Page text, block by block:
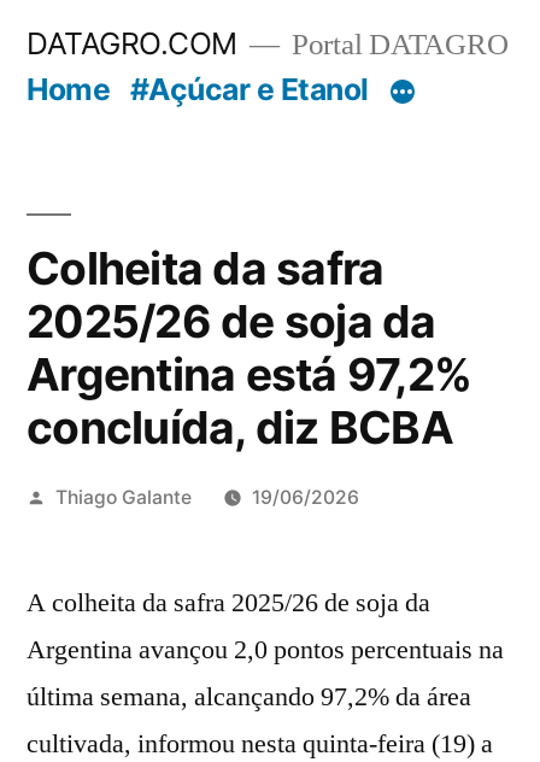
DATAGRO.COM Portal DATAGRO
Home #Açúcar e Etanol
Colheita da safra
2025/26 de soja da
Argentina está 97,2%
concluída, diz BCBA
Publicado
Thiago Galante 19/06/2026
A colheita da safra 2025/26 de soja da
Argentina avançou 2,0 pontos percentuais na
última semana, alcançando 97,2% da área
cultivada, informou nesta quinta-feira (19) a